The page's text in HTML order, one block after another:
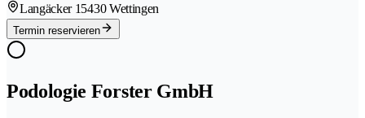
Langäcker 15430 Wettingen
Termin reservieren
Podologie Forster GmbH